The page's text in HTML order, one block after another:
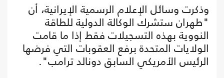
وذكرت وسائل الإعلام الرسمية الإيرانية، أن
"طهران ستشرك الوكالة الدولية للطاقة
النووية بهذه التسجيلات فقط إذا ما قامت
الولايات المتحدة برفع العقوبات التي فرضها
الرئيس الأمريكي السابق دونالد ترامب".